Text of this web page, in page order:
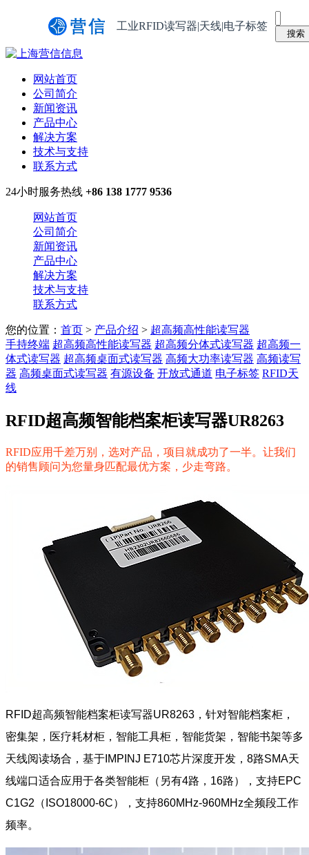
工业RFID读写器|天线|电子标签
网站首页
公司简介
新闻资讯
产品中心
解决方案
技术与支持
联系方式
24小时服务热线 +86 138 1777 9536
网站首页
公司简介
新闻资讯
产品中心
解决方案
技术与支持
联系方式
您的位置： 首页 > 产品介绍 > 超高频高性能读写器
手持终端 超高频高性能读写器 超高频分体式读写器 超高频一
体式读写器 超高频桌面式读写器 高频大功率读写器 高频读写
器 高频桌面式读写器 有源设备 开放式通道 电子标签 RFID天
线
RFID超高频智能档案柜读写器UR8263
RFID应用千差万别，选对产品，项目就成功了一半。让我们
的销售顾问为您量身匹配最优方案，少走弯路。
RFID超高频智能档案柜读写器UR8263，针对智能档案柜，
密集架，医疗耗材柜，智能工具柜，智能货架，智能书架等多
天线阅读场合，基于IMPINJ E710芯片深度开发，8路SMA天
线端口适合应用于各类智能柜（另有4路，16路），支持EPC
C1G2（ISO18000-6C），支持860MHz-960MHz全频段工作
频率。